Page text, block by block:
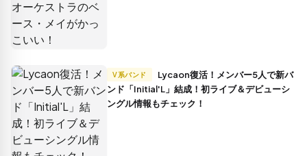
V系バンド
ンド「Initial'L」結成！初ライブ＆デビューシ
ングル情報もチェック！